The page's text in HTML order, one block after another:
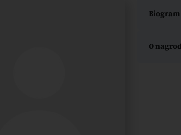
Biogram
O